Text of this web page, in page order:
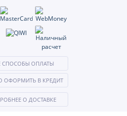
СПОСОБЫ ОПЛАТЫ
ОФОРМИТЬ В КРЕДИТ
О ДОСТАВКЕ